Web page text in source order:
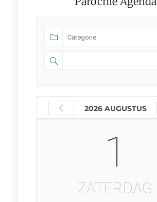
2026 AUGUSTUS
1
ZATERDAG